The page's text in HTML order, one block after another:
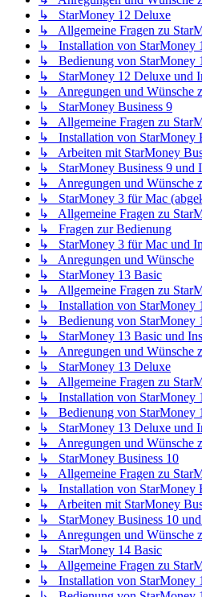
↳ StarMoney 12 Deluxe
↳ Allgemeine Fragen zu
↳ Installation von StarMoney
↳ Bedienung von StarMoney
↳ StarMoney 12 Deluxe und
↳ Anregungen und Wünsche
↳ StarMoney Business 9
↳ Allgemeine Fragen zu
↳ Installation von StarMoney
↳ Arbeiten mit StarMoney
↳ StarMoney Business 9 und
↳ Anregungen und Wünsche
↳ StarMoney 3 für Mac
↳ Allgemeine Fragen zu
↳ Fragen zur Bedienung
↳ StarMoney 3 für Mac und
↳ Anregungen und Wünsche
↳ StarMoney 13 Basic
↳ Allgemeine Fragen zu
↳ Installation von StarMoney
↳ Bedienung von StarMoney
↳ StarMoney 13 Basic und
↳ Anregungen und Wünsche
↳ StarMoney 13 Deluxe
↳ Allgemeine Fragen zu
↳ Installation von StarMoney
↳ Bedienung von StarMoney
↳ StarMoney 13 Deluxe und
↳ Anregungen und Wünsche
↳ StarMoney Business 10
↳ Allgemeine Fragen zu
↳ Installation von StarMoney
↳ Arbeiten mit StarMoney
↳ StarMoney Business 10
↳ Anregungen und Wünsche
↳ StarMoney 14 Basic
↳ Allgemeine Fragen zu
↳ Installation von StarMoney